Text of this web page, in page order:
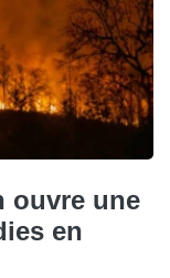
ouvre une
en